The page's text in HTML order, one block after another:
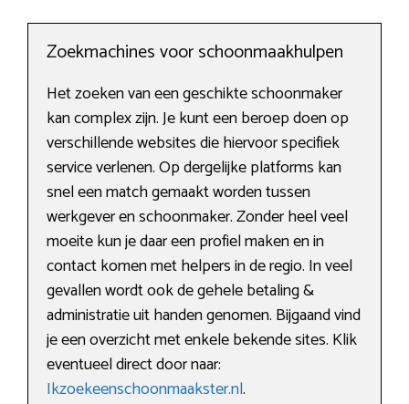
Zoekmachines voor schoonmaakhulpen
Het zoeken van een geschikte schoonmaker
kan complex zijn. Je kunt een beroep doen op
verschillende websites die hiervoor specifiek
service verlenen. Op dergelijke platforms kan
snel een match gemaakt worden tussen
werkgever en schoonmaker. Zonder heel veel
moeite kun je daar een profiel maken en in
contact komen met helpers in de regio. In veel
gevallen wordt ook de gehele betaling &
administratie uit handen genomen. Bijgaand vind
je een overzicht met enkele bekende sites. Klik
eventueel direct door naar:
Ikzoekeenschoonmaakster.nl.